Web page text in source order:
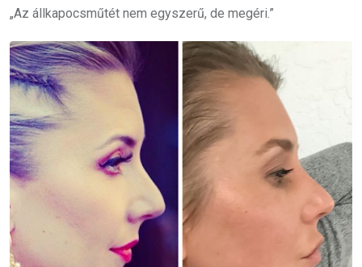
„Az állkapocsműtét nem egyszerű, de megéri.”